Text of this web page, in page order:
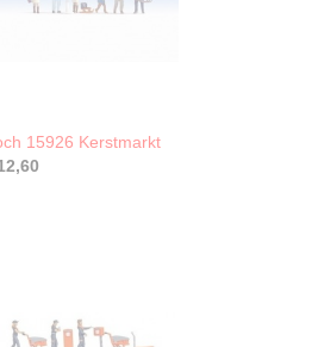
15926 Kerstmarkt